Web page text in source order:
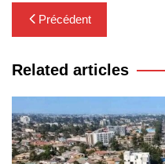
Navigation
de
l’article
Précédent
Related articles